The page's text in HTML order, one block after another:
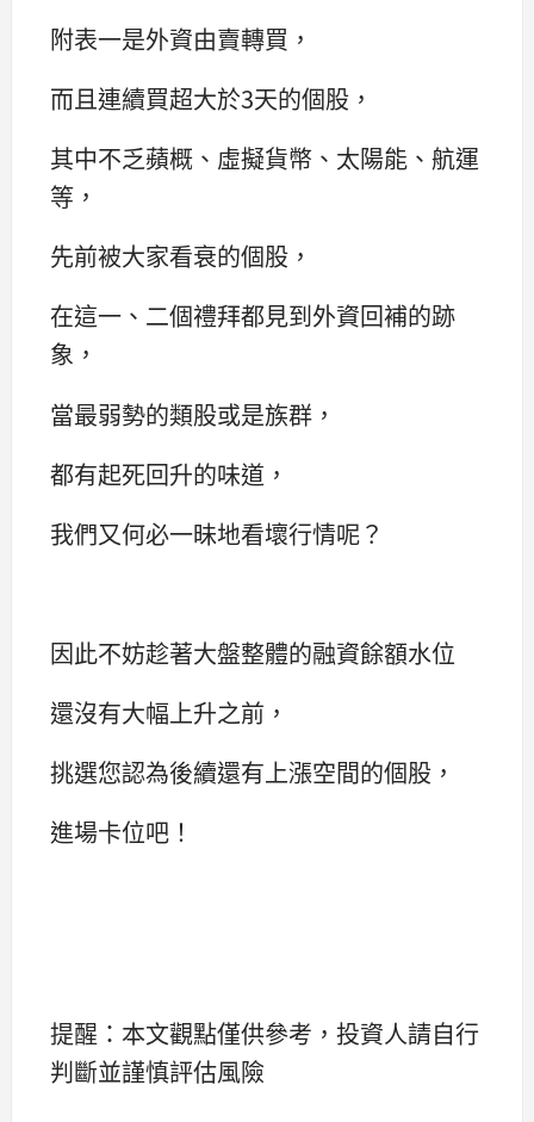
附表一是外資由賣轉買，
而且連續買超大於3天的個股，
其中不乏蘋概、虛擬貨幣、太陽能、航運
等，
先前被大家看衰的個股，
在這一、二個禮拜都見到外資回補的跡
象，
當最弱勢的類股或是族群，
都有起死回升的味道，
我們又何必一昧地看壞行情呢？
因此不妨趁著大盤整體的融資餘額水位
還沒有大幅上升之前，
挑選您認為後續還有上漲空間的個股，
進場卡位吧！
提醒：本文觀點僅供參考，投資人請自行
判斷並謹慎評估風險